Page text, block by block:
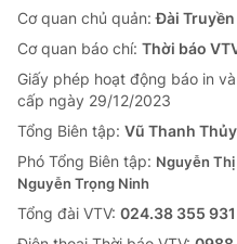
Cơ quan chủ quản:Đài
Cơ quan báo chí: Thời báo
Giấy phép hoạt động báo in
cấp ngày 29/12/2023
Tổng Biên tập: Vũ Thanh Thủy
Phó Tổng Biên tập: Nguyễn
Nguyễn Trọng Ninh
Tổng đài VTV: 024.38 355